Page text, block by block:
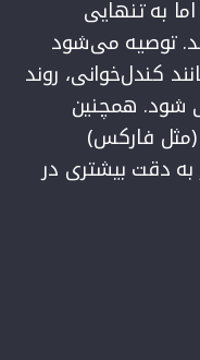
به تنهایی
توصیه می‌شود
کندل‌خوانی، روند
شود. همچنین
(مثل فارکس)
به دقت بیشتری در